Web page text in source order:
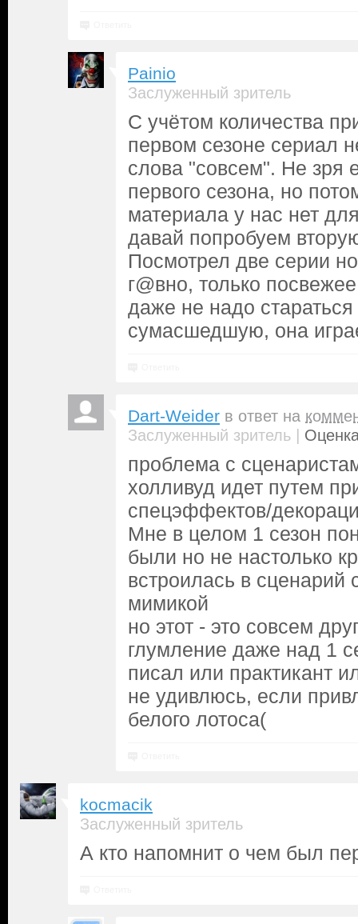
Painio
Заслуженный зритель
С учётом количества
первом сезоне сериал
слова "совсем". Не зря
первого сезона, но
материала у нас нет
давай попробуем
Посмотрел две серии
г@вно, только
даже не надо стараться
сумасшедшую, она
Dart-Weider в ответ на
Заслуженный зритель |
проблема с
холливуд идет путем
спецэффектов/
Мне в целом 1 сезон
были но не настолько
встроилась в сценарий
мимикой
но этот - это совсем
глумление даже над 1
писал или практикант
не удивлюсь, если
белого лотоса(
kocmacik
Заслуженный зритель
А кто напомнит о чем был